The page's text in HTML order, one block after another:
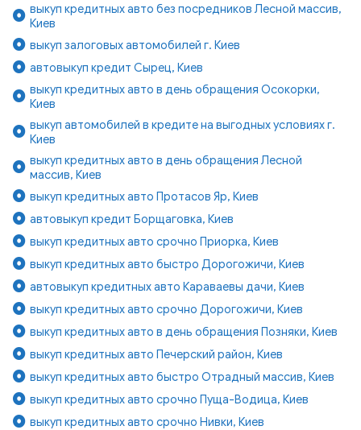
выкуп кредитных авто без посредников Лесной массив,
Киев
выкуп залоговых автомобилей г. Киев
автовыкуп кредит Сырец, Киев
выкуп кредитных авто в день обращения Осокорки,
Киев
выкуп автомобилей в кредите на выгодных условиях г.
Киев
выкуп кредитных авто в день обращения Лесной
массив, Киев
выкуп кредитных авто Протасов Яр, Киев
автовыкуп кредит Борщаговка, Киев
выкуп кредитных авто срочно Приорка, Киев
выкуп кредитных авто быстро Дорогожичи, Киев
автовыкуп кредитных авто Караваевы дачи, Киев
выкуп кредитных авто срочно Дорогожичи, Киев
выкуп кредитных авто в день обращения Позняки, Киев
выкуп кредитных авто Печерский район, Киев
выкуп кредитных авто быстро Отрадный массив, Киев
выкуп кредитных авто срочно Пуща-Водица, Киев
выкуп кредитных авто срочно Нивки, Киев